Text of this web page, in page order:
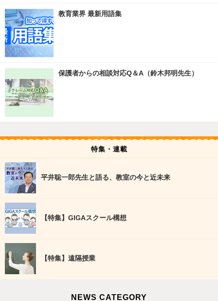
教育業界 最新用語集
保護者からの相談対応Q＆A（鈴木邦明先生）
特集・連載
平井聡一郎先生と語る、教室の今と近未来
【特集】GIGAスクール構想
【特集】遠隔授業
NEWS CATEGORY